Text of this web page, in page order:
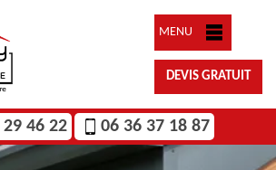
MENU
DEVIS GRATUIT
46 22 06 36 37 18 87